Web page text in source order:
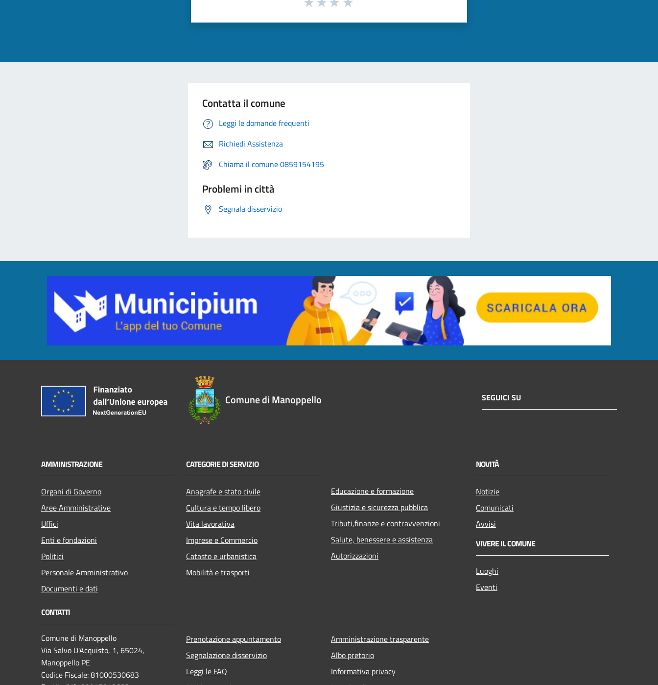
Contatta il comune
Leggi le domande frequenti
Richiedi Assistenza
Chiama il comune 0859154195
Problemi in città
Segnala disservizio
Comune di Manoppello SEGUICI SU
AMMINISTRAZIONE
Organi di Governo
Aree Amministrative
Uffici
Enti e fondazioni
Politici
Personale Amministrativo
Documenti e dati
CATEGORIE DI SERVIZIO
Anagrafe e stato civile
Cultura e tempo libero
Vita lavorativa
Imprese e Commercio
Catasto e urbanistica
Mobilità e trasporti
Educazione e formazione
Giustizia e sicurezza pubblica
Tributi,finanze e contravvenzioni
Salute, benessere e assistenza
Autorizzazioni
NOVITÀ
Notizie
Comunicati
Avvisi
VIVERE IL COMUNE
Luoghi
Eventi
CONTATTI
Comune di Manoppello
Via Salvo D'Acquisto, 1, 65024,
Manoppello PE
Codice Fiscale: 81000530683
Prenotazione appuntamento
Segnalazione disservizio
Leggi le FAQ
Amministrazione trasparente
Albo pretorio
Informativa privacy